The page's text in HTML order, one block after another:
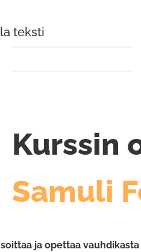
teksti
Kurssin
Samuli
ja opettaa